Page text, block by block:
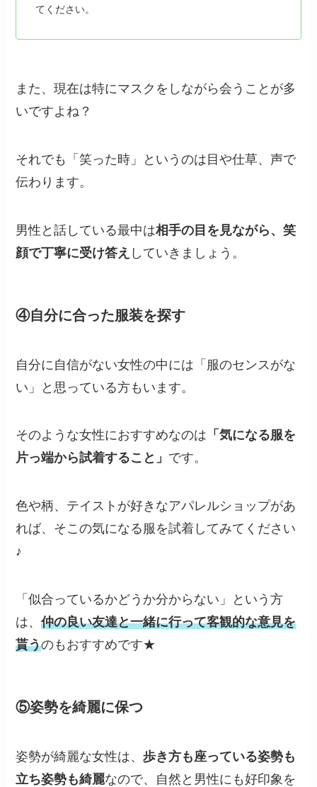
てください。
また、現在は特にマスクをしながら会うことが多
いですよね？
それでも「笑った時」というのは目や仕草、声で
伝わります。
男性と話している最中は相手の目を見ながら、笑
顔で丁寧に受け答え していきましょう。
④自分に合った服装を探す
自分に自信がない女性の中には「服のセンスがな
い」と思っている方もいます。
そのような女性におすすめなのは 「気になる服を
片っ端から試着すること」 です。
色や柄、テイストが好きなアパレルショップがあ
れば、そこの気になる服を試着してみてください
♪
「似合っているかどうか分からない」という方
は、仲の良い友達と一緒に行って客観的な意見を
貰うのもおすすめです★
⑤姿勢を綺麗に保つ
姿勢が綺麗な女性は、歩き方も座っている姿勢も
立ち姿勢も綺麗なので、自然と男性にも好印象を